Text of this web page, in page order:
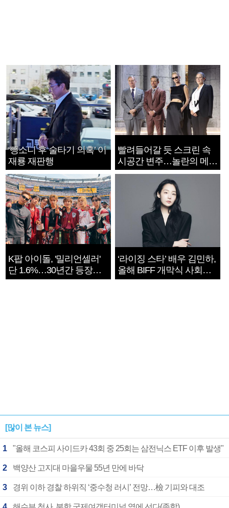
‘뺑소니 후 술타기 의혹’ 이
재룡 재판행
빨려들어갈 듯 스크린 속
시공간 변주…놀란의 메시
지는 ‘전쟁 속죄’
K팝 아이돌, '밀리언셀러'
단 1.6%…30년간 등장
1182개팀 전수조사
‘라이징 스타’ 배우 김민하,
올해 BIFF 개막식 사회자
확정
[많이 본 뉴스]
1 "올해 코스피 사이드카 43회 중 25회는 삼전닉스 ETF 이후 발생"
2 백양산 고지대 마을우물 55년 만에 바닥
3 경위 이하 경찰 하위직 ‘중수청 러시’ 전망…檢 기피와 대조